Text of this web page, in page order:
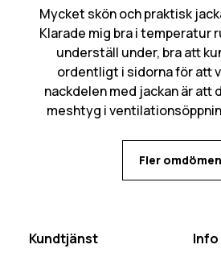
Mycket skön och praktisk
Klarade mig bra i temperatur
underställ under, bra att
ordentligt i sidorna för att
nackdelen med jackan är att
meshtyg i
alternativ för mobilenFler omdömen
Kundtjänst Info